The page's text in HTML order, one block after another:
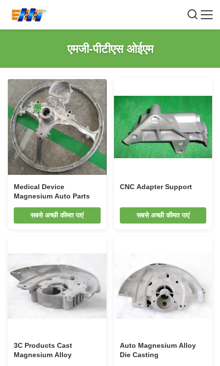
एमजी-पीटीएस ओईएम
Medical Device
Magnesium Auto Parts
सबसे अच्छी कीमत पाएं
CNC Adapter Support
सबसे अच्छी कीमत पाएं
3C Products Cast
Magnesium Alloy
Auto Magnesium Alloy
Die Casting